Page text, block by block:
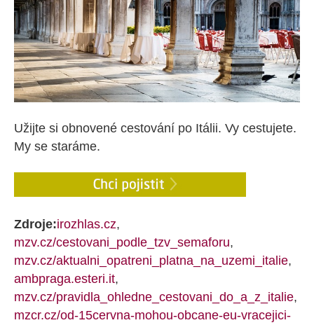
Užijte si obnovené cestování po Itálii. Vy cestujete.
My se staráme.
Zdroje:irozhlas.cz,
mzv.cz/cestovani_podle_tzv_semaforu,
mzv.cz/aktualni_opatreni_platna_na_uzemi_italie,
ambpraga.esteri.it,
mzv.cz/pravidla_ohledne_cestovani_do_a_z_italie,
mzcr.cz/od-15cervna-mohou-obcane-eu-vracejici-